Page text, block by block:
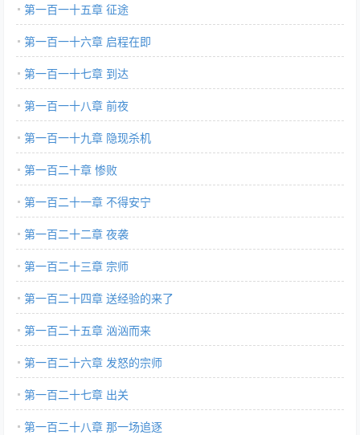
第一百一十五章 征途
第一百一十六章 启程在即
第一百一十七章 到达
第一百一十八章 前夜
第一百一十九章 隐现杀机
第一百二十章 惨败
第一百二十一章 不得安宁
第一百二十二章 夜袭
第一百二十三章 宗师
第一百二十四章 送经验的来了
第一百二十五章 汹汹而来
第一百二十六章 发怒的宗师
第一百二十七章 出关
第一百二十八章 那一场追逐